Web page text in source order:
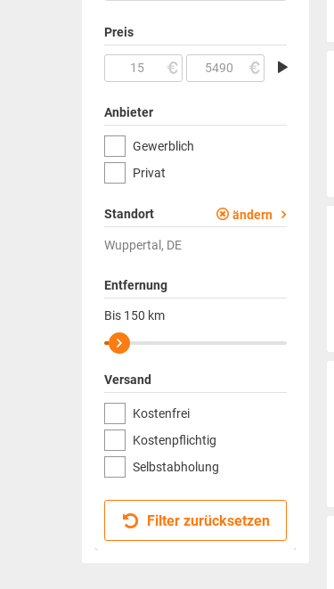
Preis
Anbieter
Gewerblich
Privat
Standort ändern
Wuppertal, DE
Entfernung
Bis 150 km
Versand
Kostenfrei
Kostenpflichtig
Selbstabholung
Filter zurücksetzen